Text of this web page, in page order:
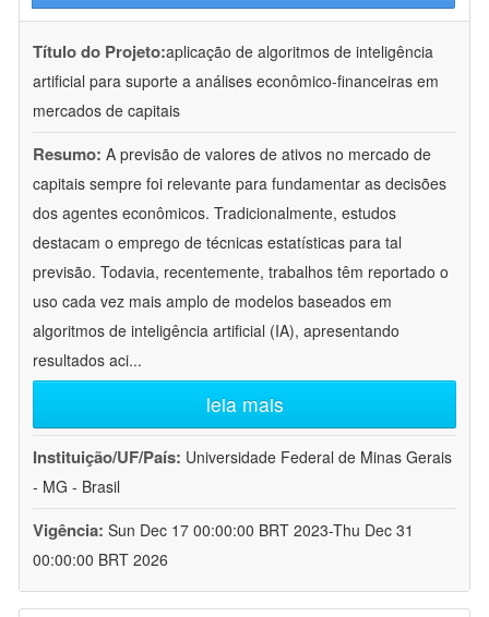
Título do Projeto:aplicação de algoritmos de inteligência
artificial para suporte a análises econômico-financeiras em
mercados de capitais
Resumo: A previsão de valores de ativos no mercado de
capitais sempre foi relevante para fundamentar as decisões
dos agentes econômicos. Tradicionalmente, estudos
destacam o emprego de técnicas estatísticas para tal
previsão. Todavia, recentemente, trabalhos têm reportado o
uso cada vez mais amplo de modelos baseados em
algoritmos de inteligência artificial (IA), apresentando
resultados aci...
leia mais
Instituição/UF/País: Universidade Federal de Minas Gerais
- MG - Brasil
Vigência: Sun Dec 17 00:00:00 BRT 2023-Thu Dec 31
00:00:00 BRT 2026